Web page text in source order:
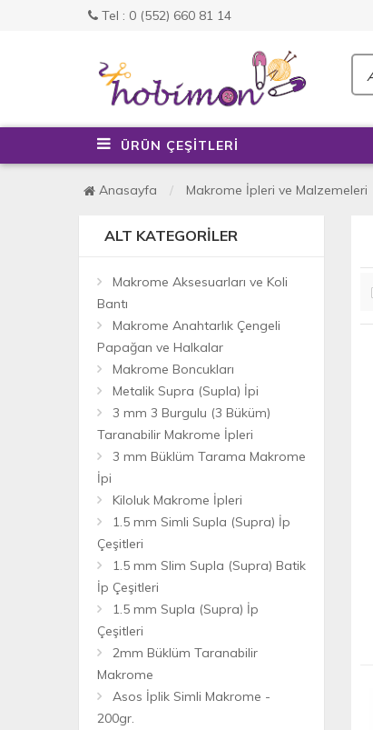
Tel : 0 (552) 660 81 14
ÜRÜN ÇEŞİTLERİ
Anasayfa Makrome İpleri ve Malzemeleri
ALT KATEGORILER
Makrome Aksesuarları ve Koli
Bantı
Makrome Anahtarlık Çengeli
Papağan ve Halkalar
Makrome Boncukları
Metalik Supra (Supla) İpi
3 mm 3 Burgulu (3 Büküm)
Taranabilir Makrome İpleri
3 mm Büklüm Tarama Makrome
İpi
Kiloluk Makrome İpleri
1.5 mm Simli Supla (Supra) İp
Çeşitleri
1.5 mm Slim Supla (Supra) Batik
İp Çeşitleri
1.5 mm Supla (Supra) İp
Çeşitleri
2mm Büklüm Taranabilir
Makrome
Asos İplik Simli Makrome -
200gr.